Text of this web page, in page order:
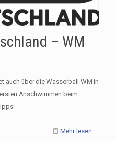
– WM
auch über die Wasserball-WM in
Anschwimmen beim
Mehr lesen